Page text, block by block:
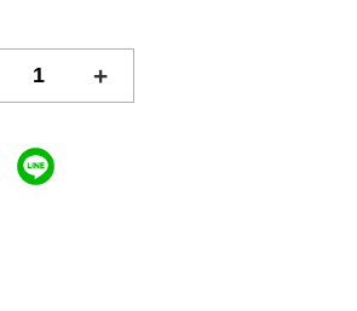
+